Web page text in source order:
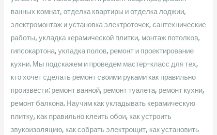
ванных комнат, отделка квартиры и отделка лоджии,
электромонтаж и установка электроточек, сантехнические
работы, укладка керамической плитки, монтаж потолков,
гипсокартона, укладка полов, ремонт и проектирование
кухни. Мы подскажем и проведем мастер-класс для тех,
кто хочет сделать ремонт своими руками как правильно
произвести: ремонт ванной, ремонт туалета, ремонт кухни,
ремонт балкона. Научим как укладывать керамическую
плитку, как правильно клеить обои, как устроить
звукоизоляцию, как собрать электрощит, как установить